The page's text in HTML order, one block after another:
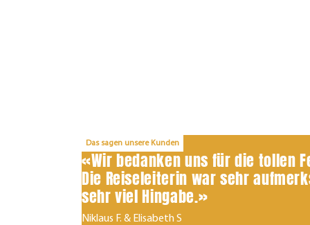
Das sagen unsere Kunden
«Wir bedanken uns für die tollen
Die Reiseleiterin war sehr
sehr viel Hingabe.»
Niklaus F. & Elisabeth S